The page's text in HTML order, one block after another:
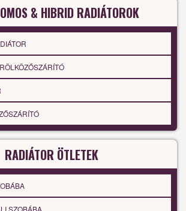
& HIBRID RADIÁTOROK
RADIÁTOR ÖTLETEK